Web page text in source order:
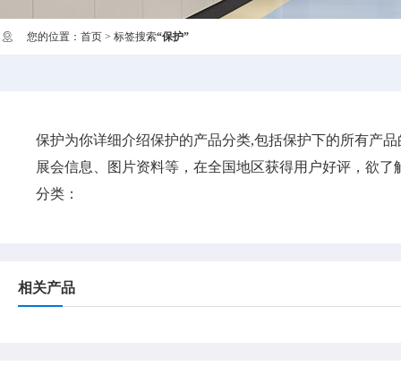
您的位置： 首页 > 标签搜索“保护”
保护为你详细介绍保护的产品分类,包括保护下的所有产
展会信息、图片资料等，在全国地区获得用户好评，欲
分类：
相关产品